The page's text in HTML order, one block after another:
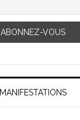
MANIFESTATIONS